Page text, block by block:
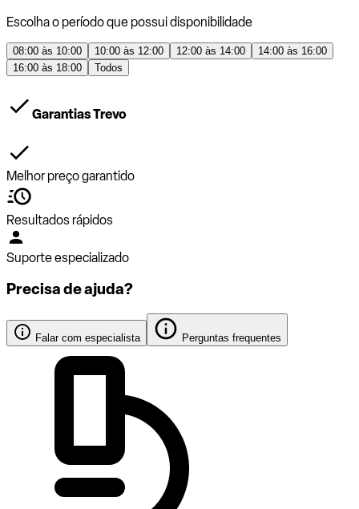
Escolha o período que possui disponibilidade
08:00 às 10:00 10:00 às 12:00 12:00 às 14:00
14:00 às 16:00
16:00 às 18:00
Todos
Garantias Trevo
Melhor preço garantido
Resultados rápidos
Suporte especializado
Precisa de ajuda?
Falar com especialista Perguntas frequentes